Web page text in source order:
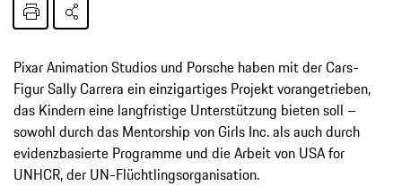
Pixar Animation Studios und Porsche haben mit der Cars-
Figur Sally Carrera ein einzigartiges Projekt vorangetrieben,
das Kindern eine langfristige Unterstützung bieten soll –
sowohl durch das Mentorship von Girls Inc. als auch durch
evidenzbasierte Programme und die Arbeit von USA for
UNHCR, der UN-Flüchtlingsorganisation.